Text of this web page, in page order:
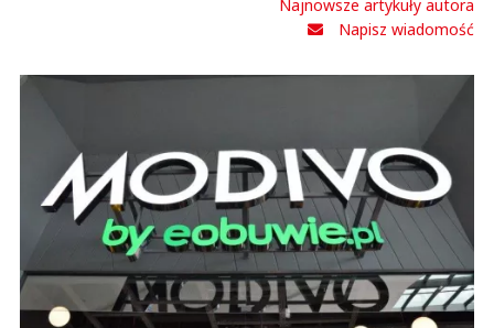
Najnowsze artykuły autora
Napisz wiadomość